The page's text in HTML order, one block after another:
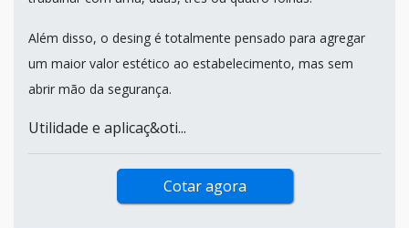
Além disso, o desing é totalmente pensado para agregar
um maior valor estético ao estabelecimento, mas sem
abrir mão da segurança.
Utilidade e aplicaç&oti...
Cotar agora